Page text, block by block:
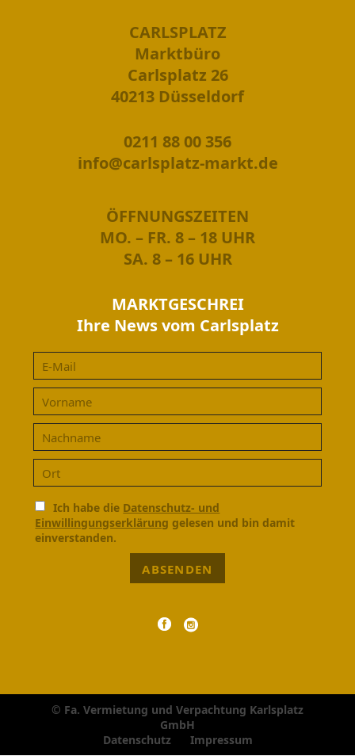
CARLSPLATZ
Marktbüro
Carlsplatz 26
40213 Düsseldorf
0211 88 00 356
info@carlsplatz-markt.de
ÖFFNUNGSZEITEN
MO. – FR. 8 – 18 UHR
SA. 8 – 16 UHR
MARKTGESCHREI
Ihre News vom Carlsplatz
Ich habe die Datenschutz- und
Einwillingungserklärung gelesen und bin damit
einverstanden.
ABSENDEN
© Fa. Vermietung und Verpachtung Karlsplatz
GmbH
Navigation
Datenschutz Impressum